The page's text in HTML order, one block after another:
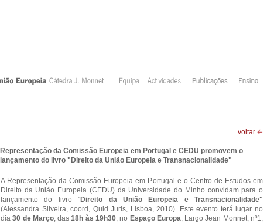
voltar
Representação da Comissão Europeia em Portugal e CEDU promovem o
lançamento do livro "Direito da União Europeia e Transnacionalidade"
A Representação da Comissão Europeia em Portugal e o Centro de Estudos em
Direito da União Europeia (CEDU) da Universidade do Minho convidam para o
lançamento do livro "Direito da União Europeia e Transnacionalidade"
(Alessandra Silveira, coord, Quid Juris, Lisboa, 2010). Este evento terá lugar no
dia30 de Março, das18h às 19h30, no Espaço Europa, Largo Jean Monnet, nº1,